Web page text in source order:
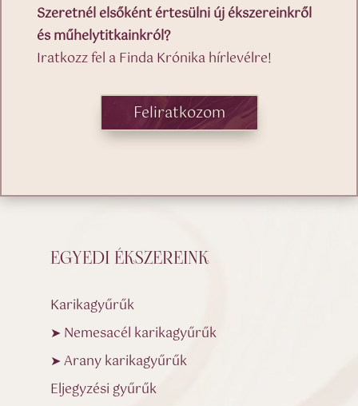
Szeretnél elsőként értesülni új ékszereinkről
és műhelytitkainkról?
Iratkozz fel a Finda Krónika hírlevélre!
Feliratkozom
EGYEDI ÉKSZEREINK
Karikagyűrűk
➤ Nemesacél karikagyűrűk
➤ Arany karikagyűrűk
Eljegyzési gyűrűk